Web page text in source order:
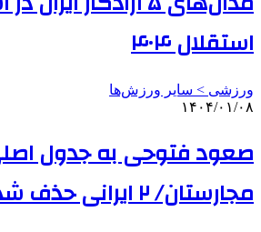
استقلال ۴۰۴
ورزشی > سایر ورزش‌ها
۱۴۰۴/۰۱/۰۸
صعود فتوحی به جدول
مجارستان/ ۲ ایرانی حذف شدند